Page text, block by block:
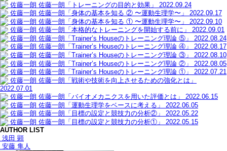
佐藤一朗 佐藤一朗「トレーニングの目的と効果」
2022.09.24
佐藤一朗 佐藤一朗「身体の基本を知る ② 〜運動生理学〜」
2022.09.17
佐藤一朗 佐藤一朗「身体の基本を知る ① 〜運動生理学〜」
2022.09.10
佐藤一朗 佐藤一朗「本格的なトレーニングを開始する前に」
2022.09.01
佐藤一朗 佐藤一朗「Trainer’s Houseのトレーニング理論 ⑤」
2022.08.24
佐藤一朗 佐藤一朗「Trainer’s Houseのトレーニング理論 ④」
2022.08.17
佐藤一朗 佐藤一朗「Trainer’s Houseのトレーニング理論 ③」
2022.08.10
佐藤一朗 佐藤一朗「Trainer’s Houseのトレーニング理論 ②」
2022.08.05
佐藤一朗 佐藤一朗「Trainer’s Houseのトレーニング理論 ①」
2022.07.21
佐藤一朗 佐藤一朗「戦術や技術を向上させるための強化とは」
2022.07.01
佐藤一朗 佐藤一朗「バイオメカニクスを用いた評価とは」
2022.06.15
佐藤一朗 佐藤一朗「運動生理学をベースに考える」
2022.06.05
佐藤一朗 佐藤一朗「目標の設定と競技力の分析②」
2022.05.22
佐藤一朗 佐藤一朗「目標の設定と競技力の分析①」
2022.05.15
AUTHOR LIST
浅田 顕
安藤 隼人